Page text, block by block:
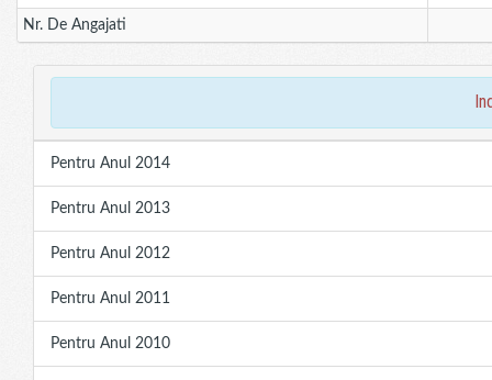
Nr. De Angajati
Pentru Anul 2014
Pentru Anul 2013
Pentru Anul 2012
Pentru Anul 2011
Pentru Anul 2010